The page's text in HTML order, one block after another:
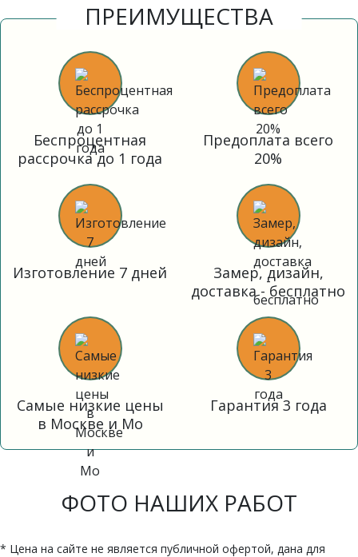
ПРЕИМУЩЕСТВА
Беспроцентная
рассрочка до 1 года
Предоплата всего
20%
Изготовление 7 дней
Замер, дизайн,
доставка - бесплатно
Самые низкие цены
в Москве и Мо
Гарантия 3 года
ФОТО НАШИХ РАБОТ
* Цена на сайте не является публичной офертой, дана для